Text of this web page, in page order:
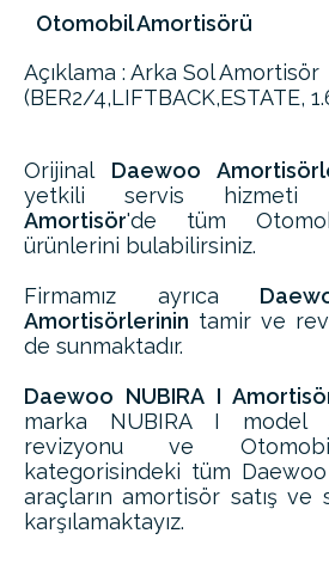
Otomobil Amortisörü
Açıklama : Arka Sol Amortisör
(BER2/4,LIFTBACK,ESTATE,
Orijinal Daewoo
yetkili servis
Amortisör'de tüm
ürünlerini bulabilirsiniz.
Firmamız ayrıca
Amortisörlerinin tamir ve
de sunmaktadır.
Daewoo NUBIRA I
marka NUBIRA I model
revizyonu ve
kategorisindeki tüm
araçların amortisör satış ve
karşılamaktayız.